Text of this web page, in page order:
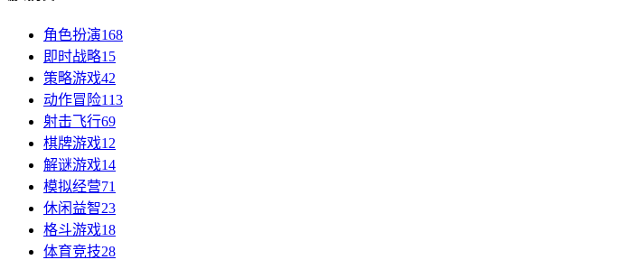
角色扮演168
即时战略15
策略游戏42
动作冒险113
射击飞行69
棋牌游戏12
解谜游戏14
模拟经营71
休闲益智23
格斗游戏18
体育竞技28